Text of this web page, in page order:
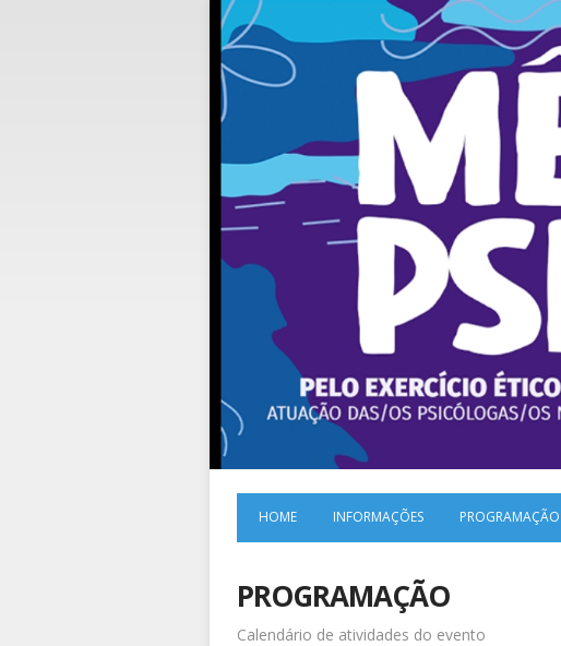
HOME INFORMAÇÕES PROGRAMAÇÃO
PROGRAMAÇÃO
Calendário de atividades do evento